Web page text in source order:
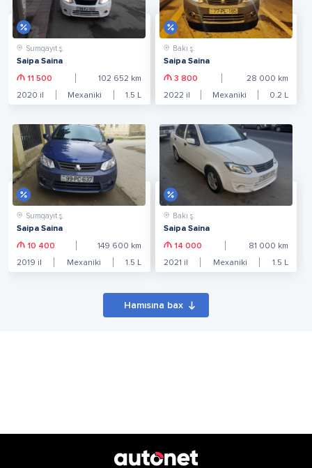
Sumqayıt ş.
Saipa Saina
11 500 102 652 km
2020 il Mexaniki 1.5 L
Bakı ş.
Saipa Saina
3 800 28 000 km
2022 il Mexaniki 0.2 L
Sumqayıt ş.
Saipa Saina
10 400 149 600 km
2019 il Mexaniki 1.5 L
Bakı ş.
Saipa Saina
14 000 81 000 km
2021 il Mexaniki 1.5 L
Hamısına bax